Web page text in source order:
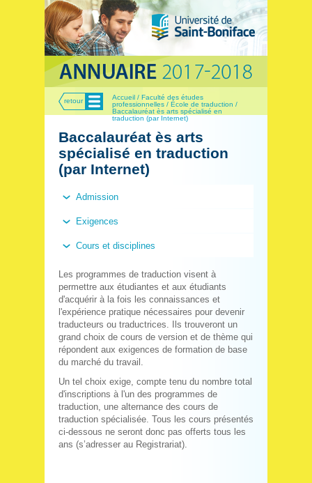
retour Menu
Accueil / Faculté des études
professionnelles / École de traduction /
Baccalauréat ès arts spécialisé en
traduction (par Internet)
Baccalauréat ès arts
spécialisé en traduction
(par Internet)
Admission
Exigences
Cours et disciplines
Les programmes de traduction visent à
permettre aux étudiantes et aux étudiants
d'acquérir à la fois les connaissances et
l'expérience pratique nécessaires pour devenir
traducteurs ou traductrices. Ils trouveront un
grand choix de cours de version et de thème qui
répondent aux exigences de formation de base
du marché du travail.
Un tel choix exige, compte tenu du nombre total
d'inscriptions à l'un des programmes de
traduction, une alternance des cours de
traduction spécialisée. Tous les cours présentés
ci-dessous ne seront donc pas offerts tous les
ans (s’adresser au Registrariat).